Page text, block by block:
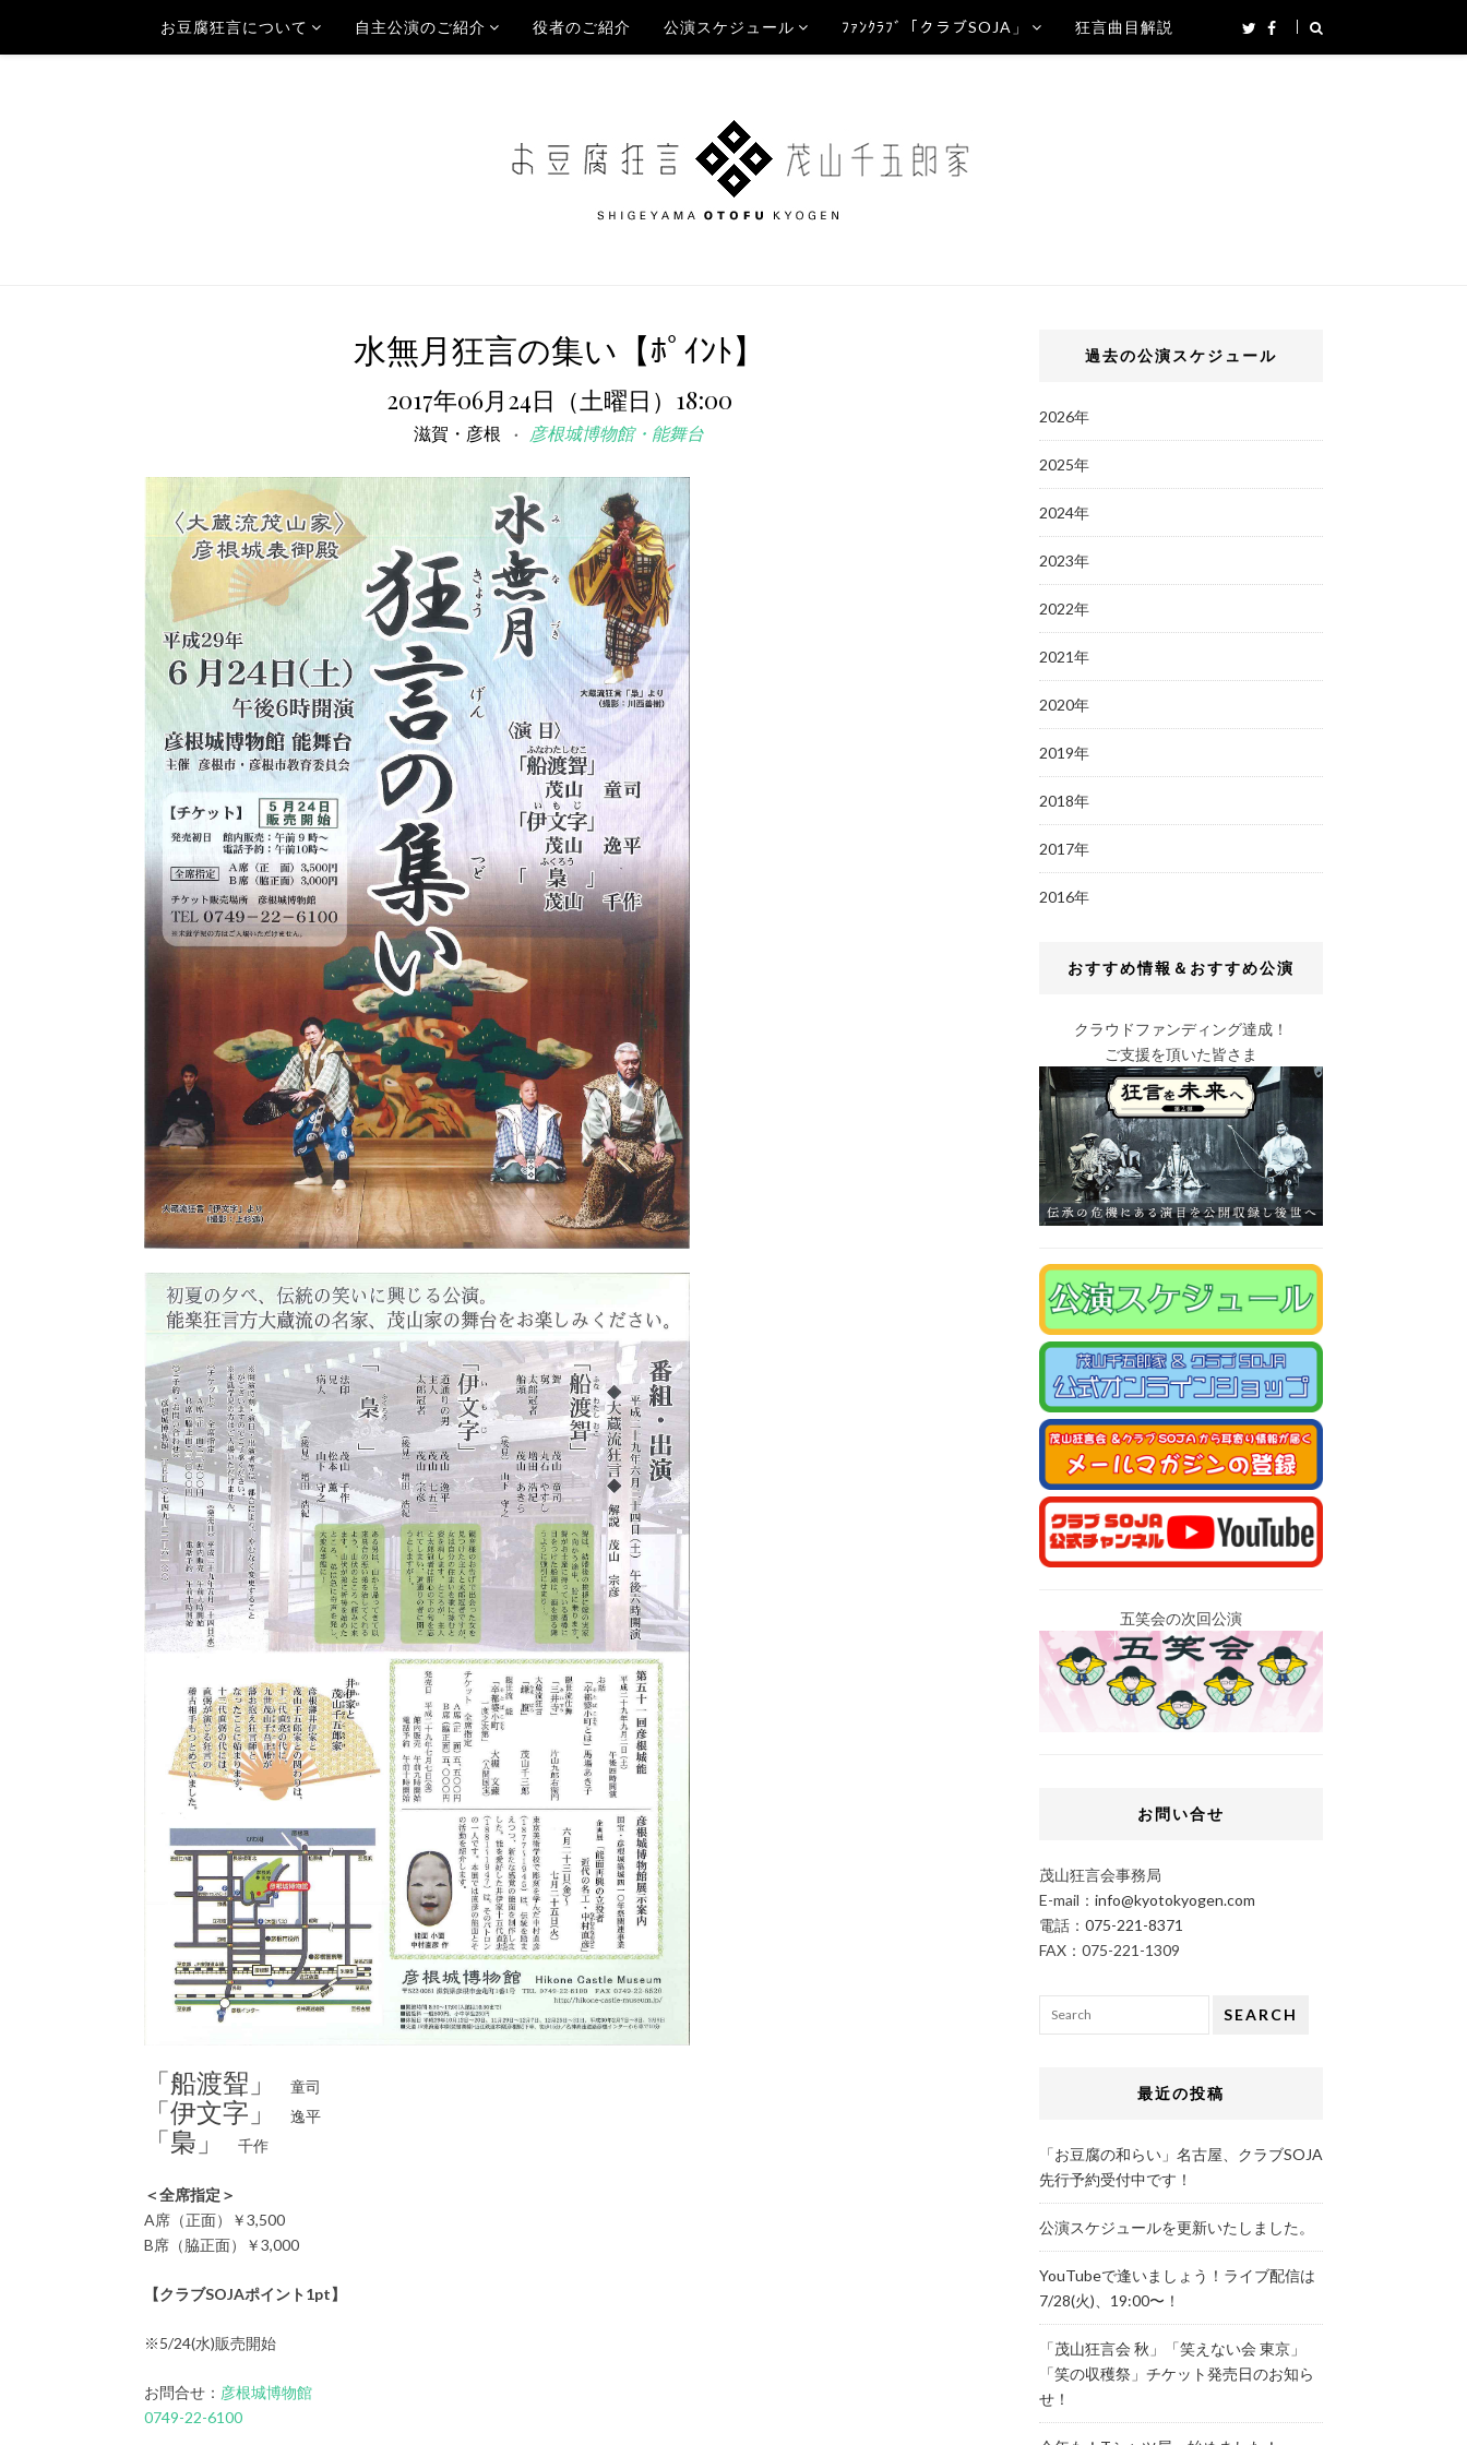
お豆腐狂言について 自主公演のご紹介 役者のご紹介 公演スケジュール ﾌｧﾝｸﾗﾌﾞ「クラブSOJA」 狂言曲目解説
水無月狂言の集い【ﾎﾟｲﾝﾄ】
2017年06月24日（土曜日）18:00
滋賀・彦根 彦根城博物館・能舞台
「船渡聟」 童司
「伊文字」 逸平
「梟」 千作
＜全席指定＞
A席（正面）￥3,500
B席（脇正面）￥3,000
【クラブSOJAポイント1pt】
※5/24(水)販売開始
お問合せ： 彦根城博物館
0749-22-6100
過去の公演スケジュール
2026年
2025年
2024年
2023年
2022年
2021年
2020年
2019年
2018年
2017年
2016年
おすすめ情報＆おすすめ公演
クラウドファンディング達成！
ご支援を頂いた皆さま
五笑会の次回公演
お問い合せ
茂山狂言会事務局
E-mail： info@kyotokyogen.com
電話： 075-221-8371
FAX：075-221-1309
SEARCH
最近の投稿
「お豆腐の和らい」名古屋、クラブSOJA
先行予約受付中です！
公演スケジュールを更新いたしました。
YouTubeで逢いましょう！ライブ配信は
7/28(火)、19:00〜！
「茂山狂言会 秋」「笑えない会 東京」
「笑の収穫祭」チケット発売日のお知ら
せ！